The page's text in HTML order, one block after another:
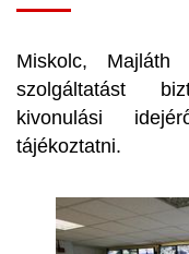
Miskolc, Majláth
szolgáltatást
kivonulási
tájékoztatni.